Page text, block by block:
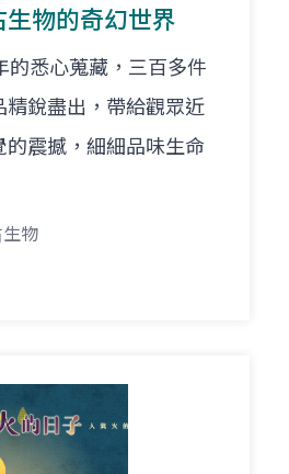
物的奇幻世界
的悉心蒐藏，三百多件
精銳盡出，帶給觀眾近
的震撼，細細品味生命
物